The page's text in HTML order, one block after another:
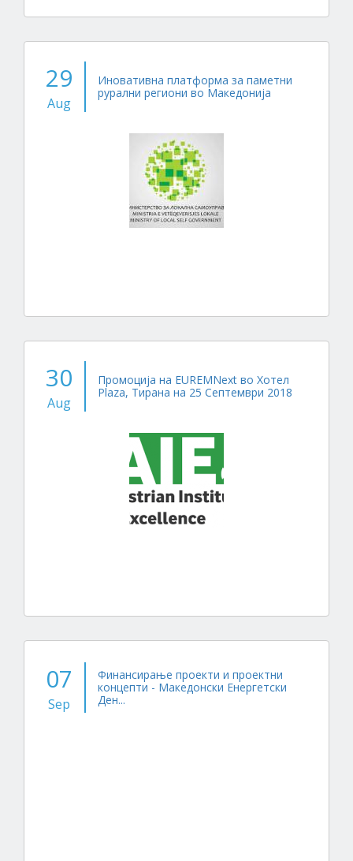
29
Aug
Иновативна платформа за паметни
рурални региони во Македонија
30
Aug
Промоција на EUREMNext во Хотел
Plaza, Тирана на 25 Септември 2018
07
Sep
Финансирање проекти и проектни
концепти - Македонски Енергетски
Ден...